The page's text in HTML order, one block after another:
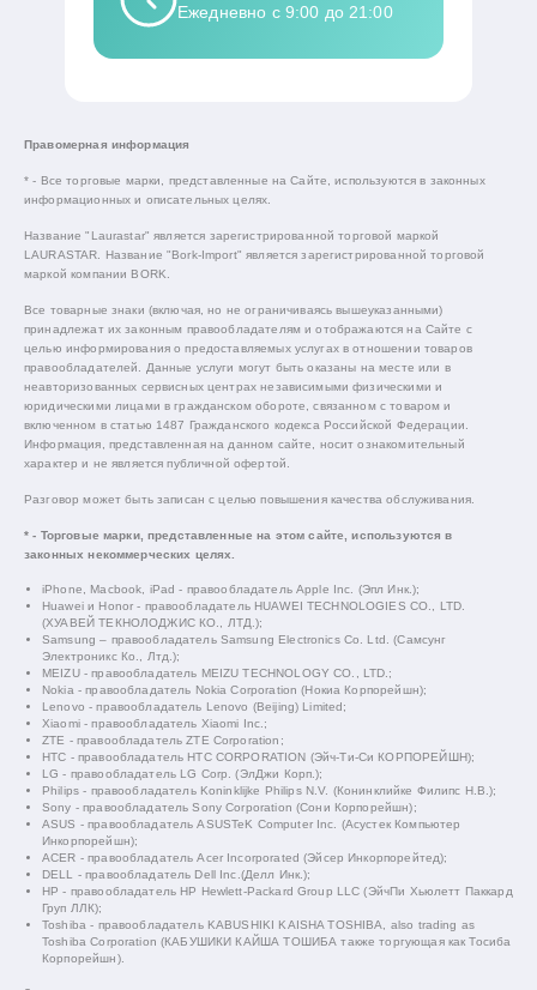
Ежедневно с 9:00 до 21:00
Правомерная информация
* - Все торговые марки, представленные на Сайте, используются в законных
информационных и описательных целях.
Название "Laurastar" является зарегистрированной торговой маркой
LAURASTAR. Название "Bork-Import" является зарегистрированной торговой
маркой компании BORK.
Все товарные знаки (включая, но не ограничиваясь вышеуказанными)
принадлежат их законным правообладателям и отображаются на Сайте с
целью информирования о предоставляемых услугах в отношении товаров
правообладателей. Данные услуги могут быть оказаны на месте или в
неавторизованных сервисных центрах независимыми физическими и
юридическими лицами в гражданском обороте, связанном с товаром и
включенном в статью 1487 Гражданского кодекса Российской Федерации.
Информация, представленная на данном сайте, носит ознакомительный
характер и не является публичной офертой.
Разговор может быть записан с целью повышения качества обслуживания.
* - Торговые марки, представленные на этом сайте, используются в
законных некоммерческих целях.
iPhone, Macbook, iPad - правообладатель Apple Inc. (Эпл Инк.);
Huawei и Honor - правообладатель HUAWEI TECHNOLOGIES CO., LTD.
(ХУАВЕЙ ТЕКНОЛОДЖИС КО., ЛТД.);
Samsung – правообладатель Samsung Electronics Co. Ltd. (Самсунг
Электроникс Ко., Лтд.);
MEIZU - правообладатель MEIZU TECHNOLOGY CO., LTD.;
Nokia - правообладатель Nokia Corporation (Нокиа Корпорейшн);
Lenovo - правообладатель Lenovo (Beijing) Limited;
Xiaomi - правообладатель Xiaomi Inc.;
ZTE - правообладатель ZTE Corporation;
HTC - правообладатель HTC CORPORATION (Эйч-Ти-Си КОРПОРЕЙШН);
LG - правообладатель LG Corp. (ЭлДжи Корп.);
Philips - правообладатель Koninklijke Philips N.V. (Конинклийке Филипс Н.В.);
Sony - правообладатель Sony Corporation (Сони Корпорейшн);
ASUS - правообладатель ASUSTeK Computer Inc. (Асустек Компьютер
Инкорпорейшн);
ACER - правообладатель Acer Incorporated (Эйсер Инкорпорейтед);
DELL - правообладатель Dell Inc.(Делл Инк.);
HP - правообладатель HP Hewlett-Packard Group LLC (ЭйчПи Хьюлетт Паккард
Груп ЛЛК);
Toshiba - правообладатель KABUSHIKI KAISHA TOSHIBA, also trading as
Toshiba Corporation (КАБУШИКИ КАЙША ТОШИБА также торгующая как Тосиба
Корпорейшн).